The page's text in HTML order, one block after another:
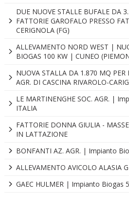
DUE NUOVE STALLE BUFALE DA
FATTORIE GAROFALO PRESSO
CERIGNOLA (FG)
ALLEVAMENTO NORD WEST |
BIOGAS 100 KW | CUNEO
NUOVA STALLA DA 1.870 MQ PER
AGR. DI CASCINA RIVAROLO-
LE MARTINENGHE SOC. AGR. |
ITALIA
FATTORIE DONNA GIULIA -
IN LATTAZIONE
BONFANTI AZ. AGR. | Impianto
ALLEVAMENTO AVICOLO ALASIA
GAEC HULMER | Impianto Biogas